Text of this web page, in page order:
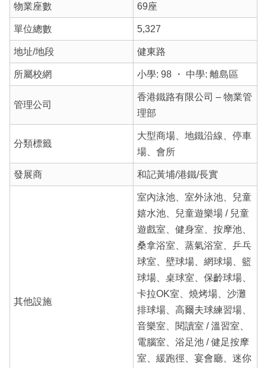
物業座數 69座
單位總數 5,327
地址/地段 健東路
所屬校網 小學: 98 ・ 中學: 離島區
管理公司
香港鐵路有限公司 – 物業管
理部
分類標籤
大型商場、地鐵沿線、停車
場、會所
發展商 和記黃埔/港鐵/長實
其他設施
室內泳池、室外泳池、兒童
嬉水池、兒童遊樂場 / 兒童
遊戲室、健身室、按摩池、
桑拿浴室、蒸氣浴室、乒乓
球室、壁球場、網球場、籃
球場、桌球室、保齡球場、
卡拉OK室、燒烤場、沙灘
排球場、高爾夫球練習場、
音樂室、閱讀室 / 溫習室、
電腦室、浴足池 / 健足按摩
室、緩跑徑、宴會廳、迷你